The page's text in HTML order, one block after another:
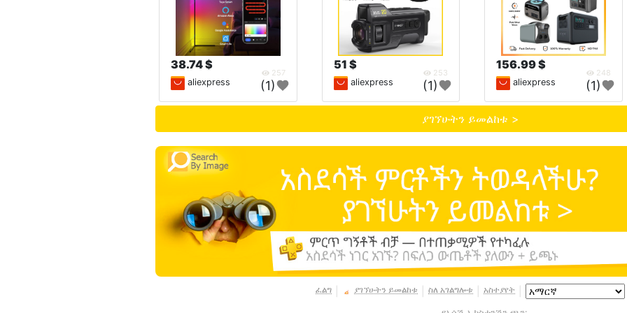
38.74 $
257
aliexpress (1)
51 $
253
aliexpress (1)
156.99 $
248
aliexpress (1)
ያገኘሁትን ይመልከቱ >
ፈልግ ያገኘሁትን ይመልከቱ ስለ አገልግሎቱ አስተያየት